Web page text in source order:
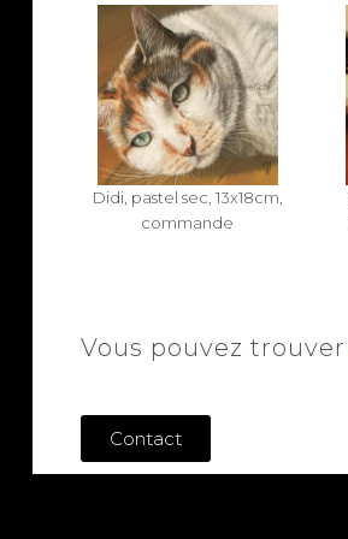
Didi, pastel sec, 13x18cm,
commande
Vous pouvez trouver
Contact